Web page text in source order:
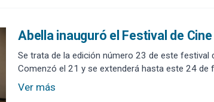
Abella inauguró el Festival de
Se trata de la edición número 23 de este festival
Comenzó el 21 y se extenderá hasta este 24 de
Ver más